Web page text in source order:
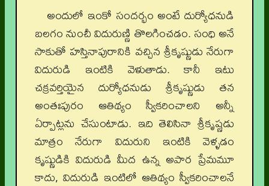
అందులో ఇంకో సందర్భం అంటే దుర్యోధనుడి
బలగం నుంచీ విదురుణ్ణి తొలగించడం. సంధి అనే
సాకుతో హస్తినాపురానికి వచ్చిన శ్రీకృష్ణుడు నేరుగా
విదురుడి ఇంటికి వెళుతాడు. కానీ ఇటు
చక్రవర్తియైన దుర్యోధనుడు శ్రీకృష్ణుడు తన
అంతఃపురం ఆతిథ్యం స్వీకరించాలని అన్నీ
ఏర్పాట్లను చేసుంటాడు. ఇది తెలిసినా శ్రీకృష్ణడు
మాత్రం నేరుగా విదురుని ఇంటికి వెళ్ళడం
కృష్ణుడికి విదురుడి మీద ఉన్న అపార ప్రేమమూ
కాదు, విదురుడి ఇంటిలో ఆతిథ్యం స్వీకరించాలనే